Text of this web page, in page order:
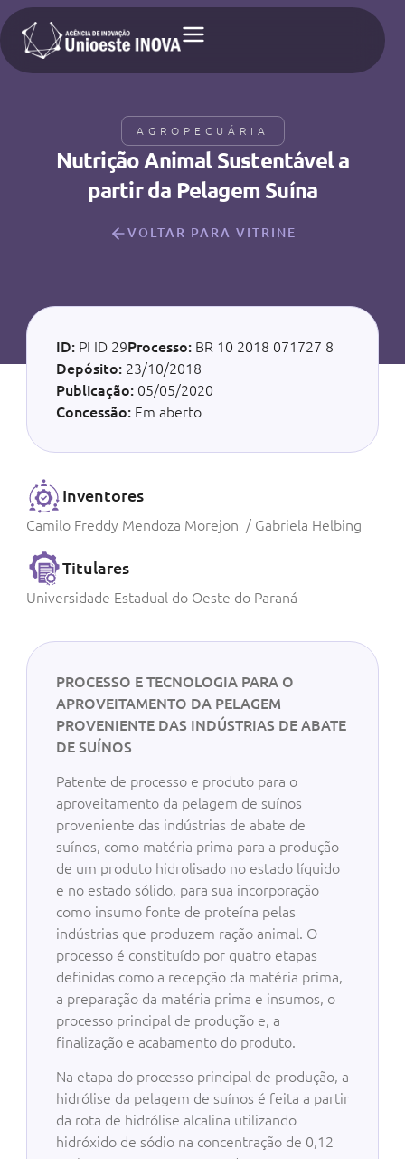
AGROPECUÁRIA
Nutrição Animal Sustentável a
partir da Pelagem Suína
VOLTAR PARA VITRINE
ID: PI ID 29Processo: BR 10 2018 071727 8
Depósito: 23/10/2018
Publicação: 05/05/2020
Concessão: Em aberto
Inventores
Camilo Freddy Mendoza Morejon / Gabriela Helbing
Titulares
Universidade Estadual do Oeste do Paraná
PROCESSO E TECNOLOGIA PARA O
APROVEITAMENTO DA PELAGEM
PROVENIENTE DAS INDÚSTRIAS DE ABATE
DE SUÍNOS
Patente de processo e produto para o
aproveitamento da pelagem de suínos
proveniente das indústrias de abate de
suínos, como matéria prima para a produção
de um produto hidrolisado no estado líquido
e no estado sólido, para sua incorporação
como insumo fonte de proteína pelas
indústrias que produzem ração animal. O
processo é constituído por quatro etapas
definidas como a recepção da matéria prima,
a preparação da matéria prima e insumos, o
processo principal de produção e, a
finalização e acabamento do produto.
Na etapa do processo principal de produção, a
hidrólise da pelagem de suínos é feita a partir
da rota de hidrólise alcalina utilizando
hidróxido de sódio na concentração de 0,12